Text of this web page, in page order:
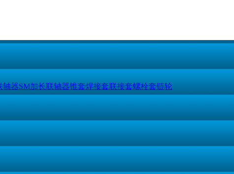
轴器SM加长联轴器锥套焊接套联接套螺栓套链轮